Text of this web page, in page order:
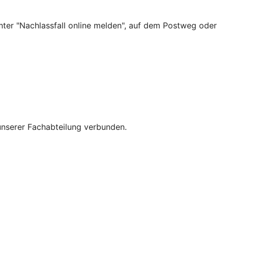
"Nachlassfall online melden", auf dem Postweg oder
Fachabteilung verbunden.